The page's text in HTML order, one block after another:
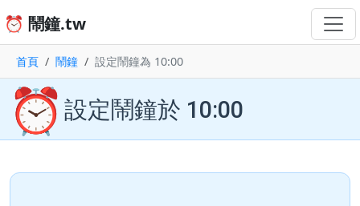
⏰ 鬧鐘.tw
首頁 鬧鐘 設定鬧鐘為 10:00
⏰ 設定鬧鐘於 10:00